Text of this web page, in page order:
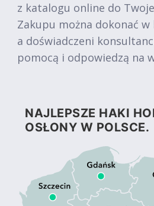
z katalogu online do
Zakupu można dokonać
a doświadczeni
pomocą i odpowiedzą na
NAJLEPSZE HAKI
OSŁONY W POLSCE.